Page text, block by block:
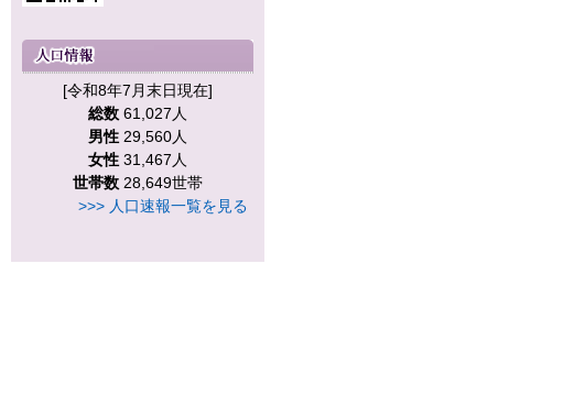
[令和8年7月末日現在]
総数 61,027人
男性 29,560人
女性 31,467人
世帯数 28,649世帯
>>> 人口速報一覧を見る